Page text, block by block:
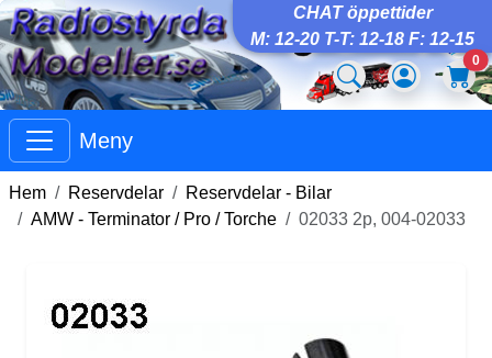
CHAT öppettider
M: 12-20 T-T: 12-18 F: 12-15
0
Meny
Hem Reservdelar
Reservdelar - Bilar
AMW - Terminator / Pro / Torche
02033 2p, 004-02033